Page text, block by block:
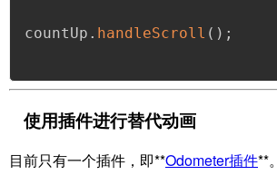
countUp . handleScroll ( ) ;
使用插件进行替代动画
目前只有一个插件，即**Odometer插件**。